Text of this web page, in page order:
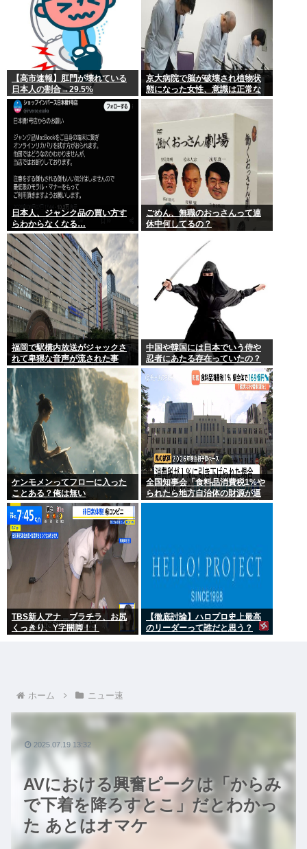
【高市速報】肛門が壊れている
日本人の割合→29.5%
京大病院で脳が破壊され植物状
態になった女性、意識は正常な
ことが確認されおわる
日本人、ジャンク品の買い方す
らわからなくなる…
ごめん、無職のおっさんって連
休中何してるの？
福岡で駅構内放送がジャックさ
れて卑猥な音声が流された事
件、やはり元音声は動ありの動
画だった
中国や韓国には日本でいう侍や
忍者にあたる存在っていたの？
ケンモメンってフローに入った
ことある？俺は無い
全国知事会「食料品消費税1%や
られたら地方自治体の財源が逼
迫してしまう 」…この流れ地方
TBS新人アナ ブラチラ、お尻
くっきり、Y字開脚！！
【徹底討論】ハロプロ史上最高
のリーダーって誰だと思う？
ホーム ニュー速
AVにおける興奮ピークは「からみ
で下着を降ろすとこ」だとわかっ
た あとはオマケ
2025.07.19 13:32